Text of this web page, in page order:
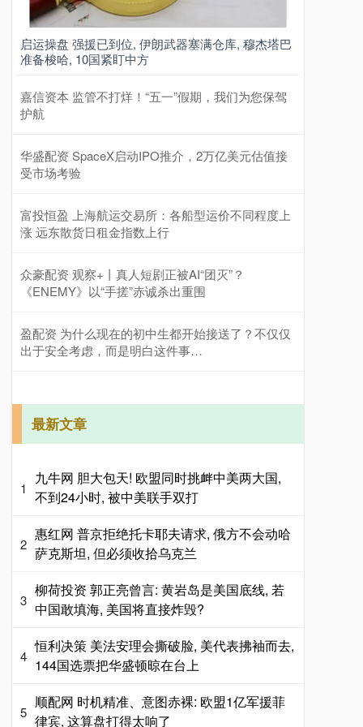
启运操盘 强援已到位, 伊朗武器塞满仓库, 穆杰塔巴
准备梭哈, 10国紧盯中方
嘉信资本 监管不打烊！“五一”假期，我们为您保驾
护航
华盛配资 SpaceX启动IPO推介，2万亿美元估值接
受市场考验
富投恒盈 上海航运交易所：各船型运价不同程度上
涨 远东散货日租金指数上行
众豪配资 观察+丨真人短剧正被AI“团灭”？
《ENEMY》以“手搓”赤诚杀出重围
盈配资 为什么现在的初中生都开始接送了？不仅仅
出于安全考虑，而是明白这件事…
最新文章
1
九牛网 胆大包天! 欧盟同时挑衅中美两大国,
不到24小时, 被中美联手双打
2
惠红网 普京拒绝托卡耶夫请求, 俄方不会动哈
萨克斯坦, 但必须收拾乌克兰
3
柳荷投资 郭正亮曾言: 黄岩岛是美国底线, 若
中国敢填海, 美国将直接炸毁?
4
恒利决策 美法安理会撕破脸, 美代表拂袖而去,
144国选票把华盛顿晾在台上
5
顺配网 时机精准、意图赤裸: 欧盟1亿军援菲
律宾, 这算盘打得太响了